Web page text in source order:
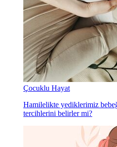
Çocuklu Hayat
Hamilelikte yediklerimiz
tercihlerini belirler mi?